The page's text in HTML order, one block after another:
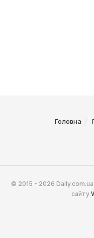
Головна
© 2015 - 2026
сайту